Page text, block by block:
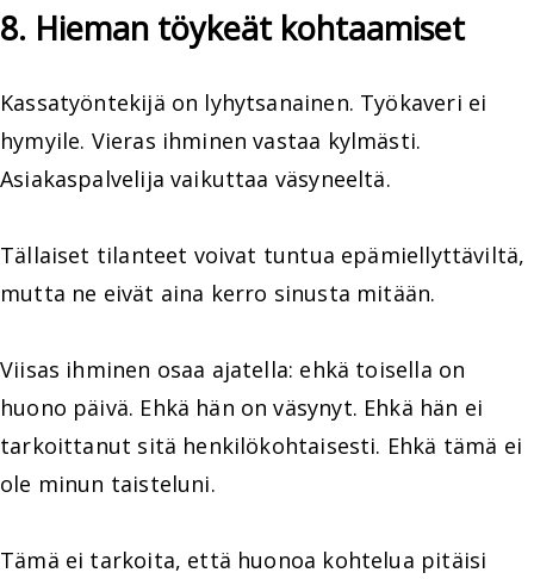
8. Hieman töykeät kohtaamiset
Kassatyöntekijä on lyhytsanainen. Työkaveri ei
hymyile. Vieras ihminen vastaa kylmästi.
Asiakaspalvelija vaikuttaa väsyneeltä.
Tällaiset tilanteet voivat tuntua epämiellyttäviltä,
mutta ne eivät aina kerro sinusta mitään.
Viisas ihminen osaa ajatella: ehkä toisella on
huono päivä. Ehkä hän on väsynyt. Ehkä hän ei
tarkoittanut sitä henkilökohtaisesti. Ehkä tämä ei
ole minun taisteluni.
Tämä ei tarkoita, että huonoa kohtelua pitäisi